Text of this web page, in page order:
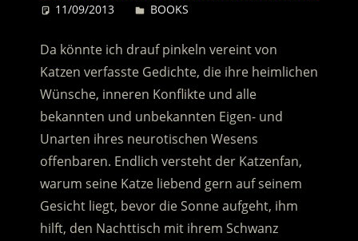
11/09/2013 Desiree
BOOKS
Da könnte ich drauf pinkeln vereint von
Katzen verfasste Gedichte, die ihre heimlichen
Wünsche, inneren Konflikte und alle
bekannten und unbekannten Eigen- und
Unarten ihres neurotischen Wesens
offenbaren. Endlich versteht der Katzenfan,
warum seine Katze liebend gern auf seinem
Gesicht liegt, bevor die Sonne aufgeht, ihm
hilft, den Nachttisch mit ihrem Schwanz